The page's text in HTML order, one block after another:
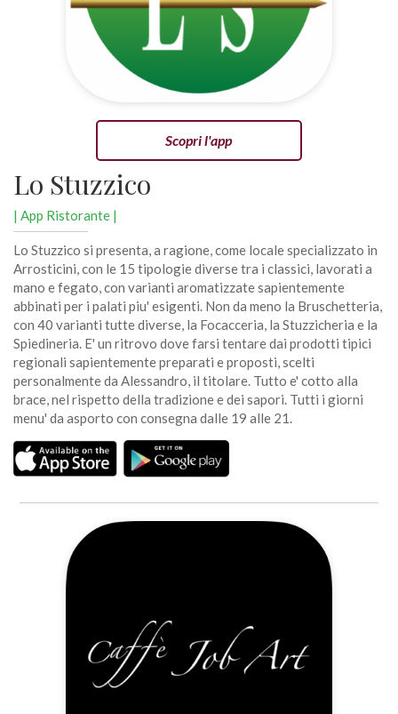
Scopri l'app
Lo Stuzzico
| App Ristorante |
Lo Stuzzico si presenta, a ragione, come locale specializzato in
Arrosticini, con le 15 tipologie diverse tra i classici, lavorati a
mano e fegato, con varianti aromatizzate sapientemente
abbinati per i palati piu' esigenti. Non da meno la Bruschetteria,
con 40 varianti tutte diverse, la Focacceria, la Stuzzicheria e la
Spiedineria. E' un ritrovo dove farsi tentare dai prodotti tipici
regionali sapientemente preparati e proposti, scelti
personalmente da Alessandro, il titolare. Tutto e' cotto alla
brace, nel rispetto della tradizione e dei sapori. Tutti i giorni
menu' da asporto con consegna dalle 19 alle 21.